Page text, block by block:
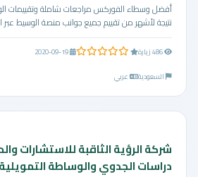
أفضل وسطاء الفوركس مراجعات شاملة وتقييمات
نتيجة لأشهر من تقييم جميع جوانب منصة الوسيط عبر
0.0 من 5 نجوم
2020-09-19
السعودية
عربي
شركة الرؤية الثاقبة للاستشارات
دراسات الجدوي والوساطة التمويلية